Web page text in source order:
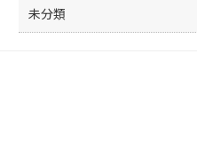
未分類